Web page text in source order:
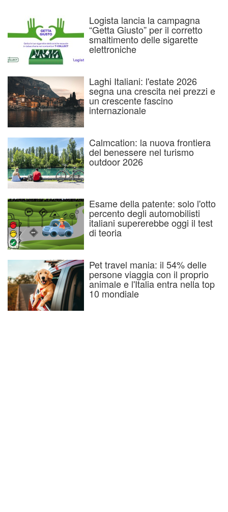
Logista lancia la campagna
“Getta Giusto” per il corretto
smaltimento delle sigarette
elettroniche
Laghi Italiani: l'estate 2026
segna una crescita nei prezzi e
un crescente fascino
internazionale
Calmcation: la nuova frontiera
del benessere nel turismo
outdoor 2026
Esame della patente: solo l'otto
percento degli automobilisti
italiani supererebbe oggi il test
di teoria
Pet travel mania: il 54% delle
persone viaggia con il proprio
animale e l'Italia entra nella top
10 mondiale